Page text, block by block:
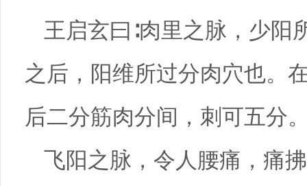
王启玄曰∶肉里之脉，少阳
之后，阳维所过分肉穴也。
后二分筋肉分间，刺可五分
飞阳之脉，令人腰痛，痛